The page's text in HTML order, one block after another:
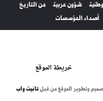
شؤون عربية
من التاريخ
أصداء المؤسسات
خريطة الموقع
وتطوير الموقع من قبلتانيت واب